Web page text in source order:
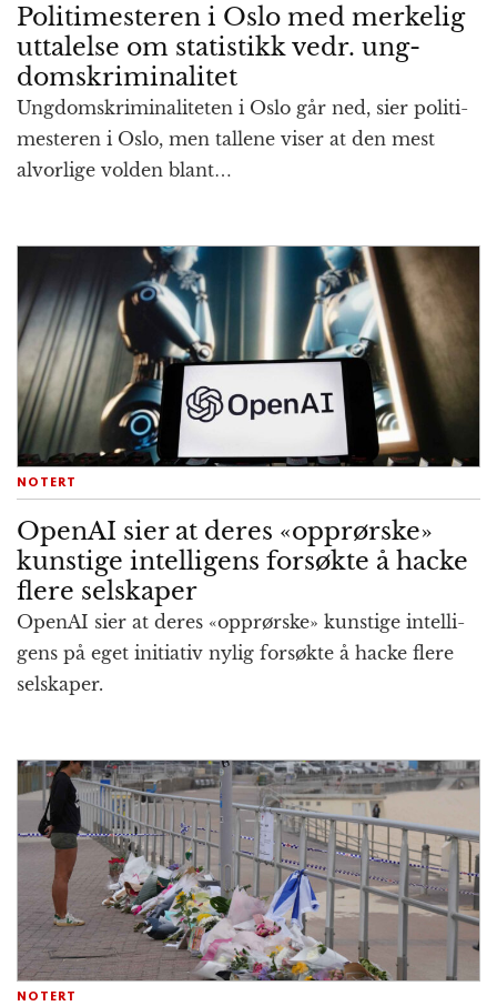
Politimesteren i Oslo med merke­lig
ut­talelse om statistikk vedr. ung­
doms­kriminalitet
Ungdomskriminali­teten i Oslo går ned, sier politi­
mesteren i Oslo, men tallene viser at den mest
alvor­lige volden blant…
NOTERT
OpenAI sier at deres «opprørske»
kunstige intelligens forsøkte å hacke
flere selskaper
OpenAI sier at deres «opprørske» kunstige intelli­
gens på eget initia­tiv nylig for­søkte å hacke flere
selskaper.
NOTERT